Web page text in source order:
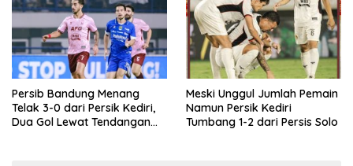
Persib Bandung Menang
Telak 3-0 dari Persik Kediri,
Dua Gol Lewat Tendangan
Meski Unggul Jumlah Pemain
Namun Persik Kediri
Tumbang 1-2 dari Persis Solo